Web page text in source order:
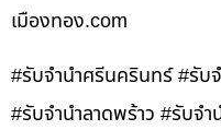
เมืองทอง.com
#รับจำนำศรีนครินทร์ #รับ
#รับจำนำลาดพร้าว #รับจำ